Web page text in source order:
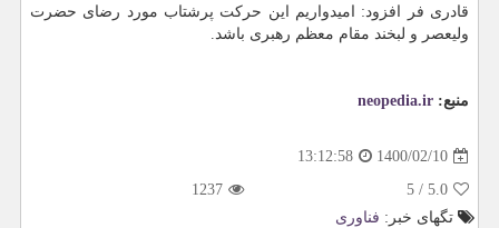
قادری فر افزود: امیدواریم این حرکت پرشتاب مورد رضای حضرت
ولیعصر و لبخند مقام معظم رهبری باشد.
منبع: neopedia.ir
1400/02/10
13:12:58
5.0
/
5
1237
تگهای خبر: فناوری